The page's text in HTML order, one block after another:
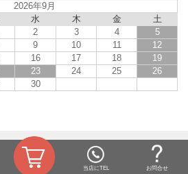
2026年9月
水 木 金
土
2 3 4
5
9 10 11
12
16 17 18
19
23 24 25
26
30
当店にTEL お問合せ